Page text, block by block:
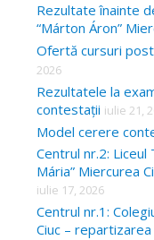
Rezultate înainte
“Márton Áron”
Ofertă cursuri
2026
Rezultatele la
contestații iulie 21,
Model cerere
Centrul nr.2: Liceul
Mária” Miercurea
iulie 17, 2026
Centrul nr.1:
Ciuc –